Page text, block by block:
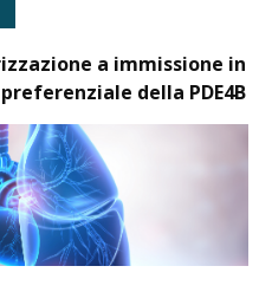
a immissione in
della PDE4B